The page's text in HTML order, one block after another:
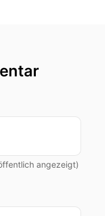
angezeigt)